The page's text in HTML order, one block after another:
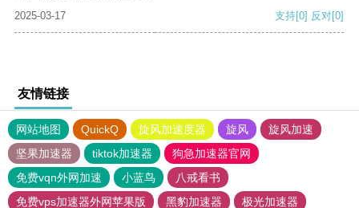
2025-03-17
支持[0] 反对[0]
友情链接
网站地图 QuickQ 旋风加速度器 旋风
旋风加速
坚果加速器
tiktok加速器
狗急加速器官网
免费vqn外网加速
小蓝鸟
八戒看书
免费vps加速器外网苹果版
黑豹加速器 极光加速器